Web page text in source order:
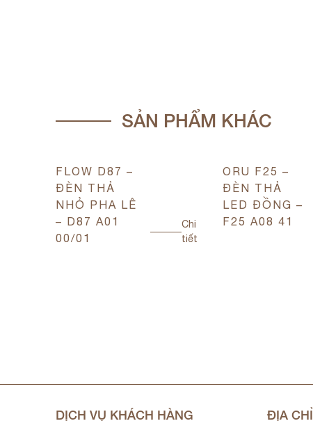
SẢN PHẨM KHÁC
FLOW D87 –
ĐÈN THẢ
NHỎ PHA LÊ
– D87 A01
00/01
Chi
tiết
ORU F25 –
ĐÈN THẢ
LED ĐỒNG –
F25 A08 41
DỊCH VỤ KHÁCH HÀNG ĐỊA CHỈ